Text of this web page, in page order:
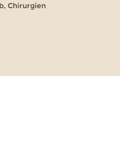
Chirurgien